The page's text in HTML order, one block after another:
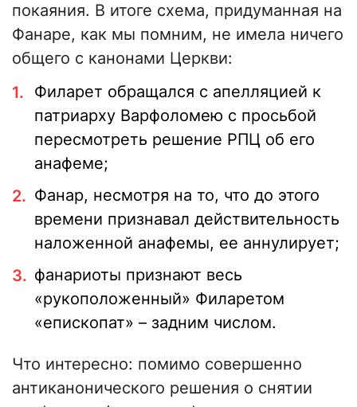
покаяния. В итоге схема, придуманная на
Фанаре, как мы помним, не имела ничего
общего с канонами Церкви:
Филарет обращался с апелляцией к
патриарху Варфоломею с просьбой
пересмотреть решение РПЦ об его
анафеме;
Фанар, несмотря на то, что до этого
времени признавал действительность
наложенной анафемы, ее аннулирует;
фанариоты признают весь
«рукоположенный» Филаретом
«епископат» – задним числом.
Что интересно: помимо совершенно
антиканонического решения о снятии